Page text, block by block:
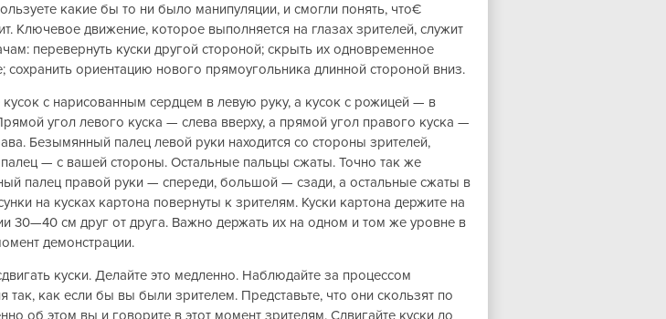
какие бы то ни было манипуляции, и смогли понять, что€
Ключевое движение, которое выполняется на глазах зрителей, служит
перевернуть куски другой стороной; скрыть их одновременное
сохранить ориентацию нового прямоугольника длинной стороной вниз.
кусок с нарисованным сердцем в левую руку, а кусок с рожицей — в
угол левого куска — слева вверху, а прямой угол правого куска —
Безымянный палец левой руки находится со стороны зрителей,
— с вашей стороны. Остальные пальцы сжаты. Точно так же
палец правой руки — спереди, большой — сзади, а остальные сжаты в
на кусках картона повернуты к зрителям. Куски картона держите на
30—40 см друг от друга. Важно держать их на одном и том же уровне в
демонстрации.
куски. Делайте это медленно. Наблюдайте за процессом
так, как если бы вы были зрителем. Представьте, что они скользят по
об этом вы и говорите в этот момент зрителям. Сдвигайте куски до